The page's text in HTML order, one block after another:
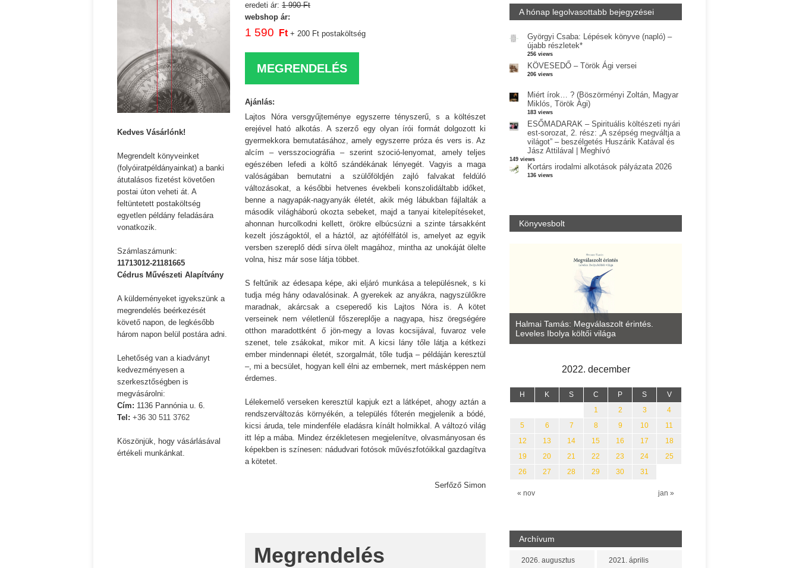
Kedves Vásárlónk!
Megrendelt könyveinket
(folyóiratpéldányainkat) a banki
átutalásos fizetést követően
postai úton veheti át. A
feltüntetett postaköltség
egyetlen példány feladására
vonatkozik.
Számlaszámunk:
11713012-21181665
Cédrus Művészeti Alapítvány
A küldeményeket igyekszünk a
megrendelés beérkezését
követő napon, de legkésőbb
három napon belül postára adni.
Lehetőség van a kiadványt
kedvezményesen a
szerkesztőségben is
megvásárolni:
Cím: 1136 Pannónia u. 6.
Tel: +36 30 511 3762
Köszönjük, hogy vásárlásával
értékeli munkánkat.
eredeti ár:1 990 Ft
webshop ár:
1 590 Ft+ 200 Ft postaköltség
MEGRENDELÉS
Ajánlás:
Lajtos Nóra versgyűjteménye egyszerre tényszerű, s a költészet
erejével ható alkotás. A szerző egy olyan írói formát dolgozott ki
gyermekkora bemutatásához, amely egyszerre próza és vers is. Az
alcím – versszociográfia – szerint szoció-lenyomat, amely teljes
egészében lefedi a költő szándékának lényegét. Vagyis a maga
valóságában bemutatni a szülőföldjén zajló falvakat feldúló
változásokat, a későbbi hetvenes évekbeli konszolidáltabb időket,
benne a nagyapák-nagyanyák életét, akik még lábukban fájlalták a
második világháború okozta sebeket, majd a tanyai kitelepítéseket,
ahonnan hurcolkodni kellett, örökre elbúcsúzni a szinte társakként
kezelt jószágoktól, el a háztól, az ajtófélfától is, amelyet az egyik
versben szereplő dédi sírva ölelt magához, mintha az unokáját ölelte
volna, hisz már sose látja többet.
S feltűnik az édesapa képe, aki eljáró munkása a településnek, s ki
tudja még hány odavalósinak. A gyerekek az anyákra, nagyszülőkre
maradnak, akárcsak a cseperedő kis Lajtos Nóra is. A kötet
verseinek nem véletlenül főszereplője a nagyapa, hisz öregségére
otthon maradottként ő jön-megy a lovas kocsijával, fuvaroz vele
szenet, tele zsákokat, mikor mit. A kicsi lány tőle látja a kétkezi
ember mindennapi életét, szorgalmát, tőle tudja – példáján keresztül
–, mi a becsület, hogyan kell élni az embernek, mert másképpen nem
érdemes.
Lélekemelő verseken keresztül kapjuk ezt a látképet, ahogy aztán a
rendszerváltozás környékén, a település főterén megjelenik a bódé,
kicsi áruda, tele mindenféle eladásra kínált holmikkal. A változó világ
itt lép a mába. Mindez érzékletesen megjelenítve, olvasmányosan és
képekben is színesen: nádudvari fotósok művészfotóikkal gazdagítva
a kötetet.
Serfőző Simon
Megrendelés
A hónap legolvasottabb bejegyzései
Györgyi Csaba: Lépések könyve (napló) –
újabb részletek*
256 views
KÖVESEDŐ – Török Ági versei
206 views
Miért írok… ? (Böszörményi Zoltán, Magyar
Miklós, Török Ági)
183 views
ESŐMADARAK – Spirituális költészeti nyári
est-sorozat, 2. rész: „A szépség megváltja a
világot” – beszélgetés Huszárik Katával és
Jász Attilával | Meghívó
149 views
Kortárs irodalmi alkotások pályázata 2026
136 views
Könyvesbolt
Marietta: Szavak a fényből Káplán Géza: Erotikai kalauz
Parvathy Baul: A NAGY LELKEK DALAI.
Bevezetés a bául ösvénybe (Fordította:
Rideg Zsófia)
Halmai Tamás: Megválaszolt érintés.
Leveles Ibolya költői világa
2022. december
H K S C P S V
« nov jan »
1 2 3
4
5
6 7 8 9 10
11
12
13 14 15 16 17
18
19
20 21 22 23 24
25
26
27 28 29 30 31
Archívum
2026. augusztus 2021. április